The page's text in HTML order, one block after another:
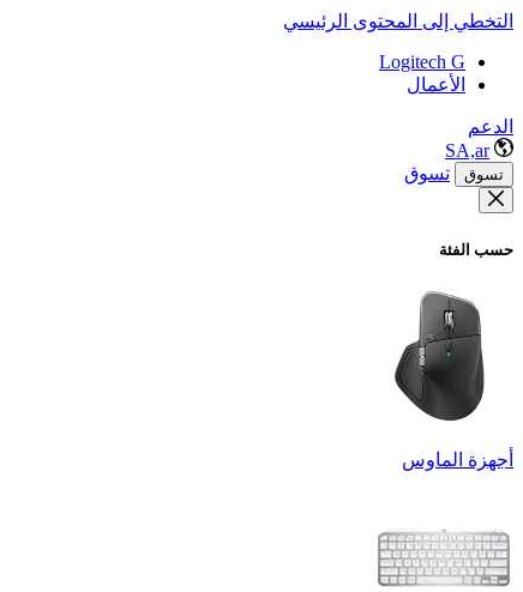
التخطي إلى المحتوى الرئيسي
Logitech G
الأعمال
الدعم
SA,ar
تسوق تسوق
حسب الفئة
أجهزة الماوس